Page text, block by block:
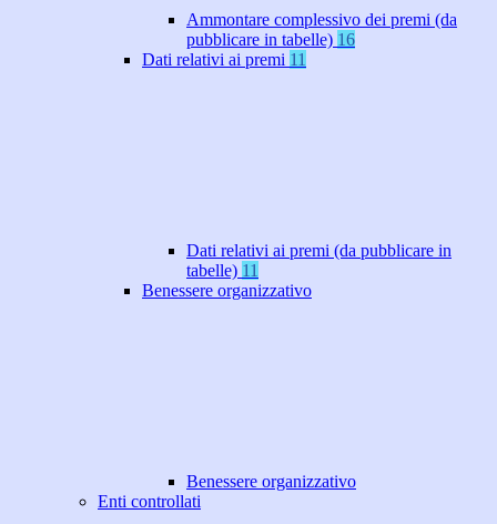
Ammontare complessivo dei premi (da
pubblicare in tabelle) 16
Dati relativi ai premi 11
Dati relativi ai premi (da pubblicare in
tabelle) 11
Benessere organizzativo
Benessere organizzativo
Enti controllati